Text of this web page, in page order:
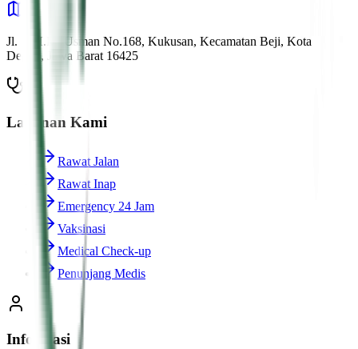
Jl. K.H.M. Usman No.168, Kukusan, Kecamatan Beji, Kota
Depok, Jawa Barat 16425
Layanan Kami
Rawat Jalan
Rawat Inap
Emergency 24 Jam
Vaksinasi
Medical Check-up
Penunjang Medis
Informasi